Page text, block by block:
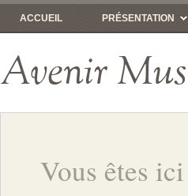
ACCUEIL PRÉSENTATION
Avenir
Vous êtes